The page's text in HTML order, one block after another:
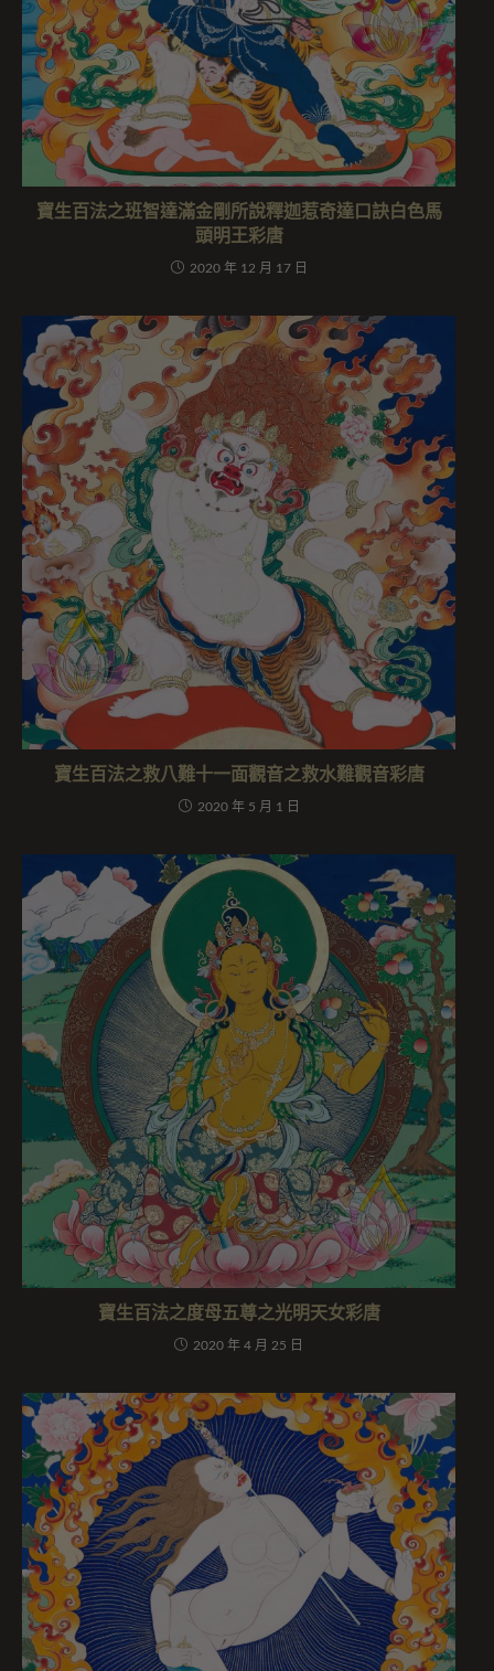
寶生百法之班智達滿金剛所說釋迦惹奇達口訣白色馬
頭明王彩唐
2020 年 12 月 17 日
寶生百法之救八難十一面觀音之救水難觀音彩唐
2020 年 5 月 1 日
寶生百法之度母五尊之光明天女彩唐
2020 年 4 月 25 日